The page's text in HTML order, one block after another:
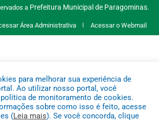
a Prefeitura Municipal de Paragominas.
Área Administrativa Acessar o Webmail
para melhorar sua experiência de
Ao utilizar nosso portal, você
de monitoramento de cookies.
sobre como isso é feito, acesse
(Leia mais). Se você concorda, clique